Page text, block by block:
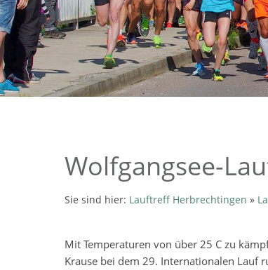
Wolfgangsee-
Sie sind hier: Lauftreff Herbrechtingen »
Mit Temperaturen von über 25 C zu
Krause bei dem 29. Internationalen Lauf